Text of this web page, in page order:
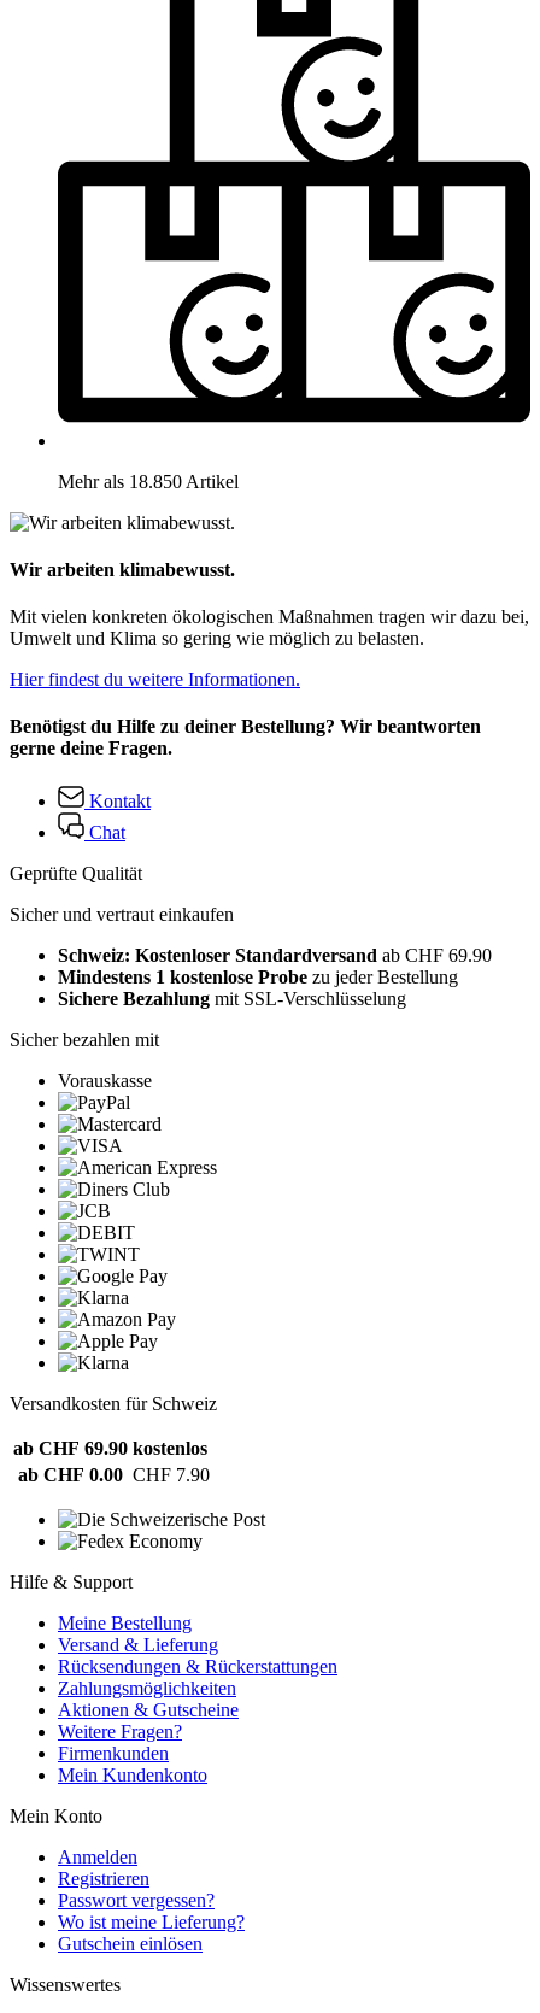
Mehr als 18.850 Artikel
Wir arbeiten klimabewusst.
Mit vielen konkreten ökologischen Maßnahmen tragen wir dazu bei,
Umwelt und Klima so gering wie möglich zu belasten.
Hier findest du weitere Informationen.
Benötigst du Hilfe zu deiner Bestellung? Wir beantworten
gerne deine Fragen.
Kontakt
Chat
Geprüfte Qualität
Sicher und vertraut einkaufen
Schweiz: Kostenloser Standardversand ab CHF 69.90
Mindestens 1 kostenlose Probe zu jeder Bestellung
Sichere Bezahlung mit SSL-Verschlüsselung
Sicher bezahlen mit
Vorauskasse
Versandkosten für Schweiz
ab CHF 69.90 kostenlos
ab CHF 0.00 CHF 7.90
Hilfe & Support
Meine Bestellung
Versand & Lieferung
Rücksendungen & Rückerstattungen
Zahlungsmöglichkeiten
Aktionen & Gutscheine
Weitere Fragen?
Firmenkunden
Mein Kundenkonto
Mein Konto
Anmelden
Registrieren
Passwort vergessen?
Wo ist meine Lieferung?
Gutschein einlösen
Wissenswertes